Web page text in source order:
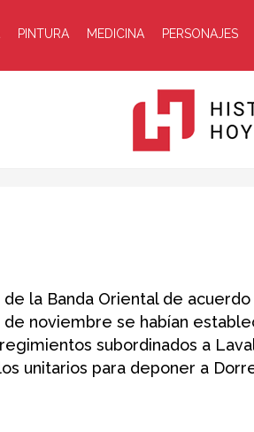
PINTURA MEDICINA PERSONAJES
Hoy
la Banda Oriental de acuerdo
noviembre se habían
subordinados a
unitarios para deponer a